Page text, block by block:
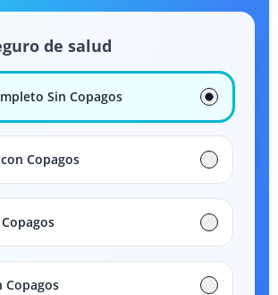
de salud
Sin Copagos
Copagos
Copagos